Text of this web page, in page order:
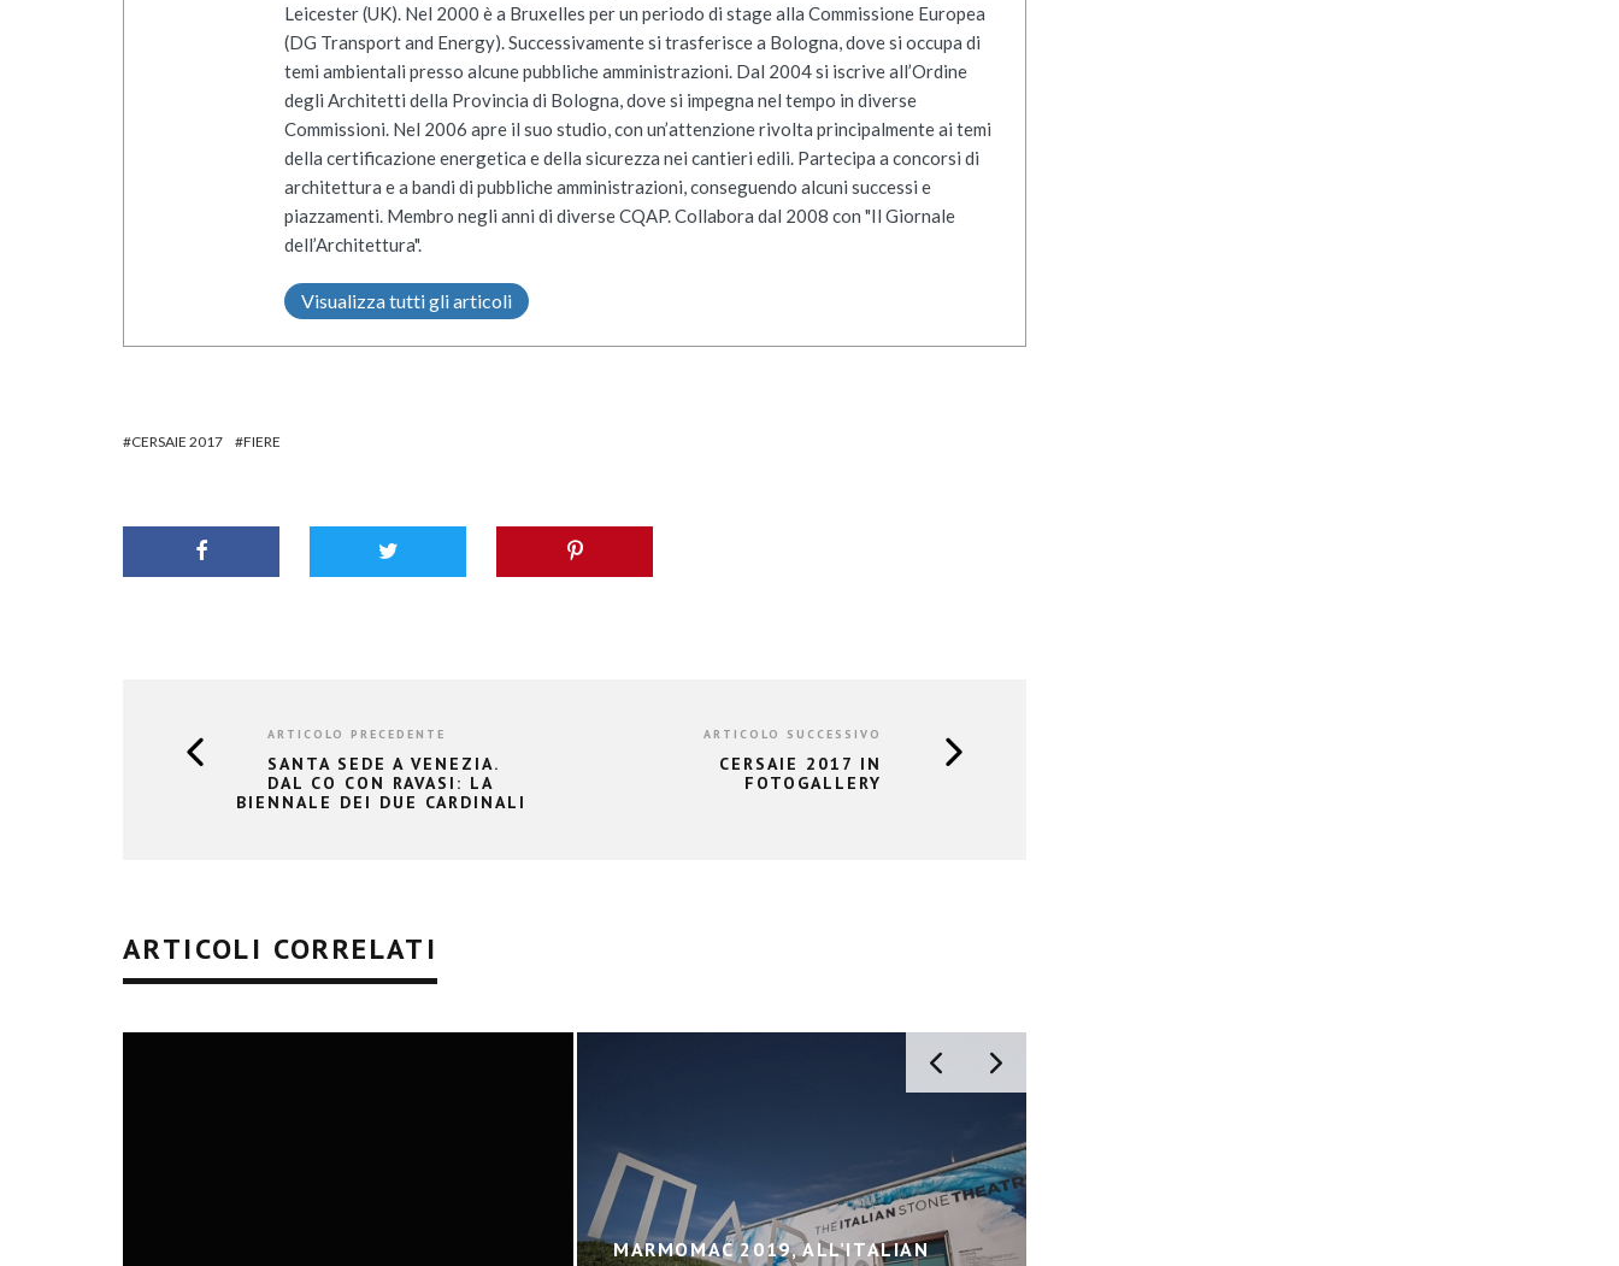
Leicester (UK). Nel 2000 è a Bruxelles per un periodo di stage alla Commissione Europea
(DG Transport and Energy). Successivamente si trasferisce a Bologna, dove si occupa di
temi ambientali presso alcune pubbliche amministrazioni. Dal 2004 si iscrive all’Ordine
degli Architetti della Provincia di Bologna, dove si impegna nel tempo in diverse
Commissioni. Nel 2006 apre il suo studio, con un’attenzione rivolta principalmente ai temi
della certificazione energetica e della sicurezza nei cantieri edili. Partecipa a concorsi di
architettura e a bandi di pubbliche amministrazioni, conseguendo alcuni successi e
piazzamenti. Membro negli anni di diverse CQAP. Collabora dal 2008 con "Il Giornale
dell’Architettura".
Visualizza tutti gli articoli
CERSAIE 2017 FIERE
ARTICOLO PRECEDENTE
SANTA SEDE A VENEZIA.
DAL CO CON RAVASI: LA
BIENNALE DEI DUE CARDINALI
ARTICOLO SUCCESSIVO
CERSAIE 2017 IN
FOTOGALLERY
ARTICOLI CORRELATI
MARMOMAC 2019, ALL’ITALIAN